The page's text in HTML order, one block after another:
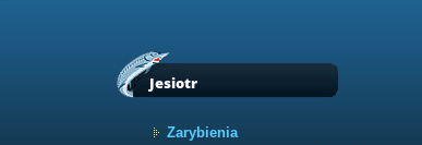
Jesiotr
Zarybienia